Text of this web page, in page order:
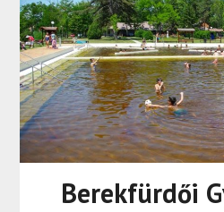
Berekfürdői